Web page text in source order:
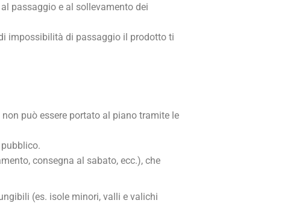
passaggio e al sollevamento dei
impossibilità di passaggio il prodotto ti
può essere portato al piano tramite le
consegna al sabato, ecc.), che
(es. isole minori, valli e valichi